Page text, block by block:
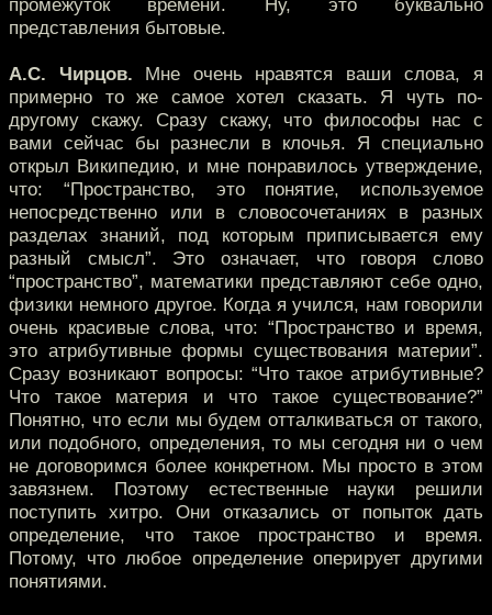
промежуток времени. Ну, это буквально
представления бытовые.
А.С. Чирцов. Мне очень нравятся ваши слова, я
примерно то же самое хотел сказать. Я чуть по-
другому скажу. Сразу скажу, что философы нас с
вами сейчас бы разнесли в клочья. Я специально
открыл Википедию, и мне понравилось утверждение,
что: “Пространство, это понятие, используемое
непосредственно или в словосочетаниях в разных
разделах знаний, под которым приписывается ему
разный смысл”. Это означает, что говоря слово
“пространство”, математики представляют себе одно,
физики немного другое. Когда я учился, нам говорили
очень красивые слова, что: “Пространство и время,
это атрибутивные формы существования материи”.
Сразу возникают вопросы: “Что такое атрибутивные?
Что такое материя и что такое существование?”
Понятно, что если мы будем отталкиваться от такого,
или подобного, определения, то мы сегодня ни о чем
не договоримся более конкретном. Мы просто в этом
завязнем. Поэтому естественные науки решили
поступить хитро. Они отказались от попыток дать
определение, что такое пространство и время.
Потому, что любое определение оперирует другими
понятиями.